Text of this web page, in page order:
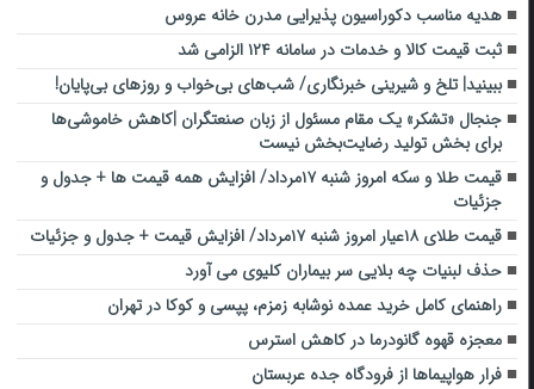
هدیه مناسب دکوراسیون پذیرایی مدرن خانه عروس
ثبت قیمت کالا و خدمات در سامانه ۱۲۴ الزامی شد
ببینید| تلخ و شیرینی خبرنگاری/‌ شب‌های بی‌خواب و روزهای بی‌پایان!
جنجال «تشکر» یک مقام مسئول از زبان صنعتگران |کاهش خاموشی‌ها
برای بخش تولید رضایت‌بخش نیست
قیمت طلا و سکه امروز شنبه ۱۷مرداد/ افزایش همه قیمت ها + جدول و
جزئیات
قیمت طلای ۱۸عیار امروز شنبه ۱۷مرداد/ افزایش قیمت + جدول و جزئیات
حذف لبنیات چه بلایی سر بیماران کلیوی می آورد
راهنمای کامل خرید عمده نوشابه زمزم، پپسی و کوکا در تهران
معجزه قهوه گانودرما در کاهش استرس
فرار هواپیماها از فرودگاه جده عربستان